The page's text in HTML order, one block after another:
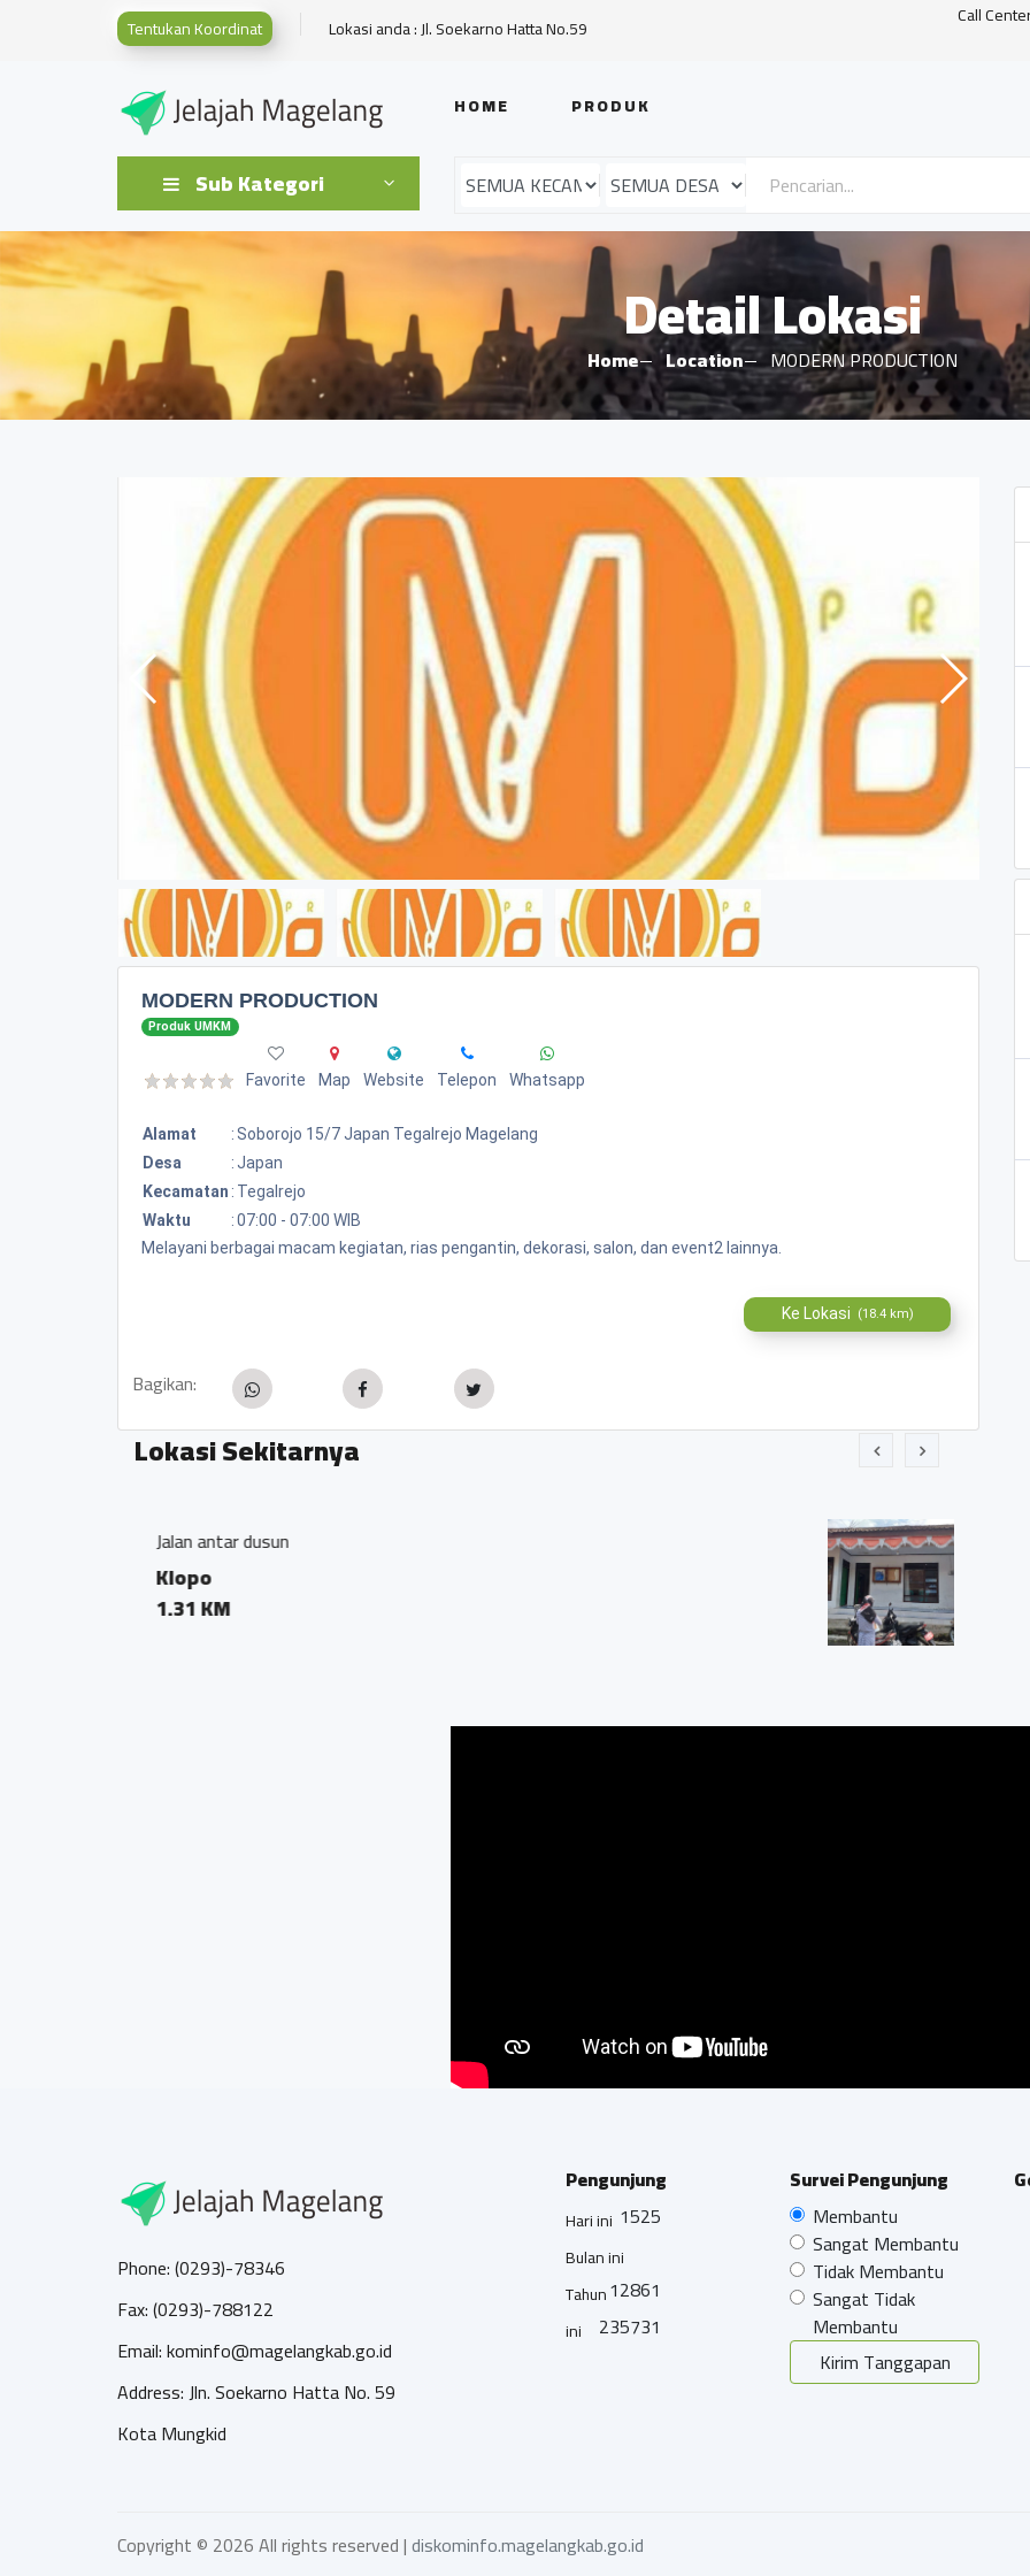
Tentukan Koordinat Lokasi anda : Jl. Soekarno Hatta No.59 Call
HOME PRODUK
Sub Kategori
Detail Lokasi
Home Location MODERN PRODUCTION
MODERN PRODUCTION
Produk UMKM
Favorite Map Website Telepon Whatsapp
Alamat : Soborojo 15/7 Japan Tegalrejo Magelang
Desa
: Japan
Kecamatan : Tegalrejo
Waktu
:07:00 - 07:00 WIB
Melayani berbagai macam kegiatan, rias pengantin, dekorasi, salon, dan event2 lainnya.
Ke Lokasi (18.4 km)
Bagikan:
Lokasi Sekitarnya
Phone: (0293)-78346
Fax: (0293)-788122
Email: kominfo@magelangkab.go.id
Address: Jln. Soekarno Hatta No. 59
Kota Mungkid
Pengunjung
Hari ini 1525
Bulan ini
12861
Tahun
ini
235731
Survei Pengunjung
Membantu
Sangat Membantu
Tidak Membantu
Sangat Tidak
Membantu
Kirim Tanggapan
Copyright © 2026 All rights reserved |diskominfo.magelangkab.go.id